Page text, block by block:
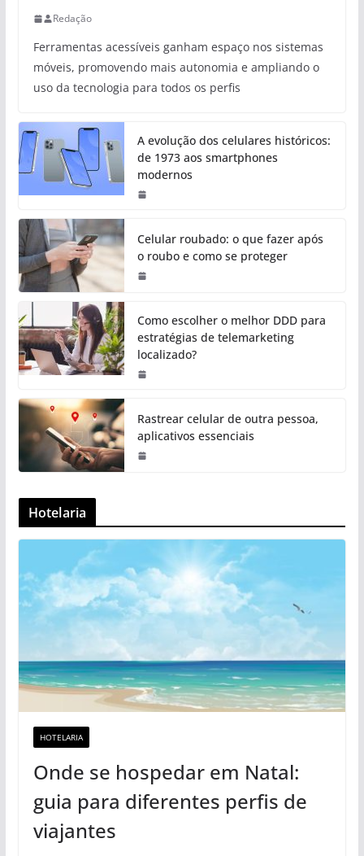
Redação
Ferramentas acessíveis ganham espaço nos sistemas
móveis, promovendo mais autonomia e ampliando o
uso da tecnologia para todos os perfis
A evolução dos celulares históricos:
de 1973 aos smartphones
modernos
Celular roubado: o que fazer após
o roubo e como se proteger
Como escolher o melhor DDD para
estratégias de telemarketing
localizado?
Rastrear celular de outra pessoa,
aplicativos essenciais
Hotelaria
HOTELARIA
Onde se hospedar em Natal:
guia para diferentes perfis de
viajantes